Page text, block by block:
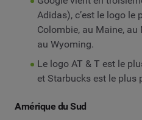
Adidas), c’est le logo le
Colombie, au Maine,
au Wyoming.
Le logo AT & T est le
et Starbucks est le plus
Amérique du Sud